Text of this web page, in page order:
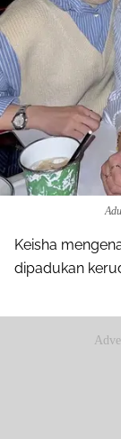
Keisha
dipadukan